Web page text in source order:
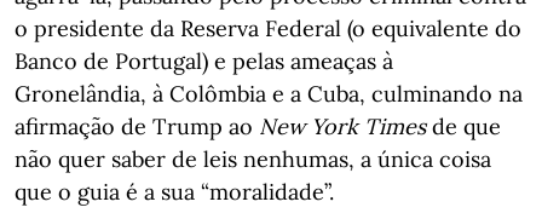
o presidente da Reserva Federal (o equivalente do
Banco de Portugal) e pelas ameaças à
Gronelândia, à Colômbia e a Cuba, culminando na
afirmação de Trump ao New York Timesde que
não quer saber de leis nenhumas, a única coisa
que o guia é a sua “moralidade”.